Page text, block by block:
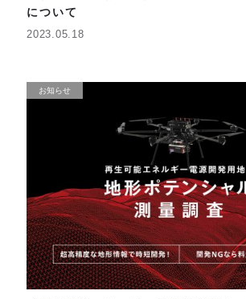
について
2023.05.18
お知らせ